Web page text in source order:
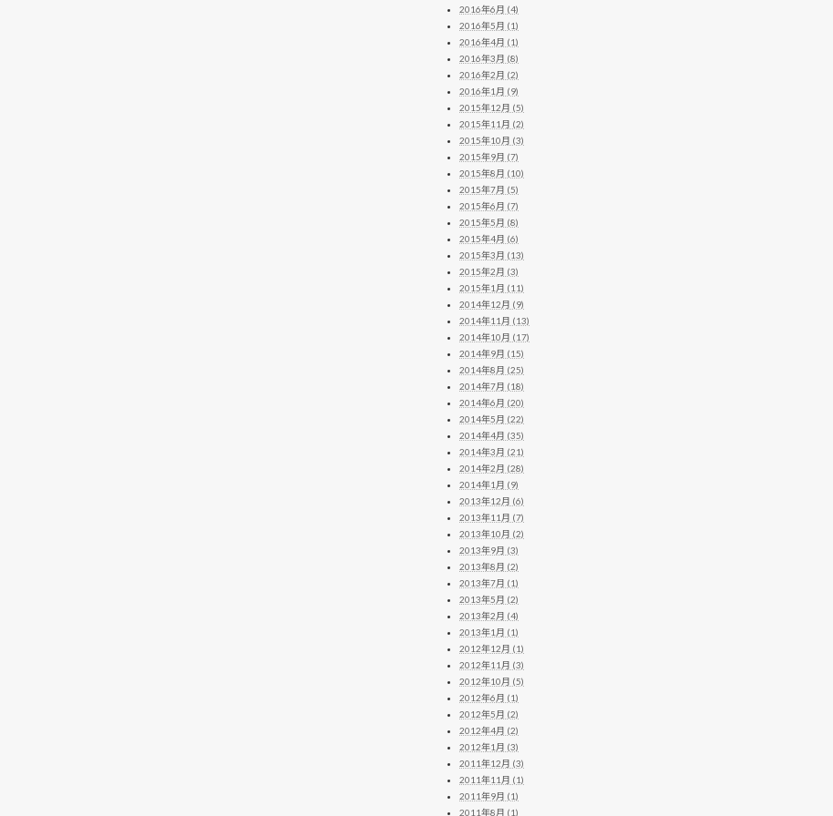
2016年6月 (4)
2016年5月 (1)
2016年4月 (1)
2016年3月 (8)
2016年2月 (2)
2016年1月 (9)
2015年12月 (5)
2015年11月 (2)
2015年10月 (3)
2015年9月 (7)
2015年8月 (10)
2015年7月 (5)
2015年6月 (7)
2015年5月 (8)
2015年4月 (6)
2015年3月 (13)
2015年2月 (3)
2015年1月 (11)
2014年12月 (9)
2014年11月 (13)
2014年10月 (17)
2014年9月 (15)
2014年8月 (25)
2014年7月 (18)
2014年6月 (20)
2014年5月 (22)
2014年4月 (35)
2014年3月 (21)
2014年2月 (28)
2014年1月 (9)
2013年12月 (6)
2013年11月 (7)
2013年10月 (2)
2013年9月 (3)
2013年8月 (2)
2013年7月 (1)
2013年5月 (2)
2013年2月 (4)
2013年1月 (1)
2012年12月 (1)
2012年11月 (3)
2012年10月 (5)
2012年6月 (1)
2012年5月 (2)
2012年4月 (2)
2012年1月 (3)
2011年12月 (3)
2011年11月 (1)
2011年9月 (1)
2011年8月 (1)